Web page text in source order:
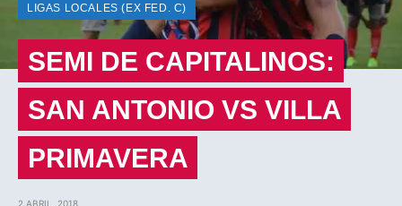
LIGAS LOCALES (EX FED. C)
SEMI DE CAPITALINOS:
SAN ANTONIO VS VILLA
PRIMAVERA
2 ABRIL, 2018